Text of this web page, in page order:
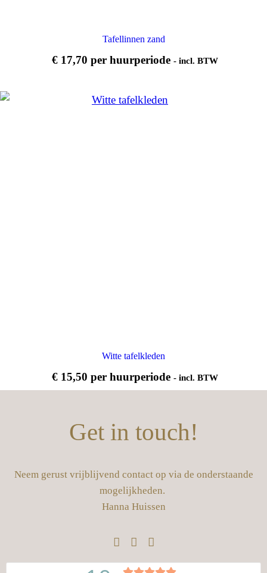
Tafellinnen zand
€ 17,70 per huurperiode - incl. BTW
Witte tafelkleden
€ 15,50 per huurperiode - incl. BTW
Get in touch!
Neem gerust vrijblijvend contact op via de onderstaande
mogelijkheden.
Hanna Huissen